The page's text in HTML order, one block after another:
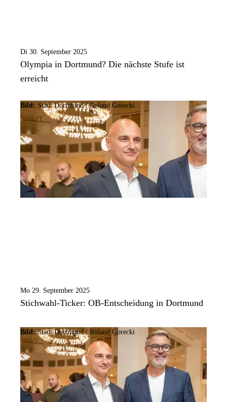
Di 30. September 2025
Olympia in Dortmund? Die nächste Stufe ist
erreicht
Bild: Stadt Dortmund / Roland Gorecki
Mo 29. September 2025
Stichwahl-Ticker: OB-Entscheidung in Dortmund
Bild: Stadt Dortmund / Roland Gorecki